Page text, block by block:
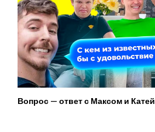
Вопрос — ответ с Максом и Катей